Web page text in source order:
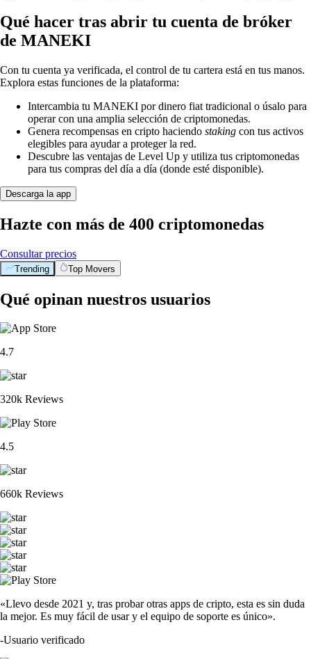
Qué hacer tras abrir tu cuenta de bróker
de MANEKI
Con tu cuenta ya verificada, el control de tu cartera está en tus manos.
Explora estas funciones de la plataforma:
Intercambia tu MANEKI por dinero fiat tradicional o úsalo para
operar con una amplia selección de criptomonedas.
Genera recompensas en cripto haciendo staking con tus activos
elegibles para ayudar a proteger la red.
Descubre las ventajas de Level Up y utiliza tus criptomonedas
para tus compras del día a día (donde esté disponible).
Descarga la app
Hazte con más de 400 criptomonedas
Consultar precios
Trending Top Movers
Qué opinan nuestros usuarios
4.7
320k Reviews
4.5
660k Reviews
«Llevo desde 2021 y, tras probar otras apps de cripto, esta es sin duda
la mejor. Es muy fácil de usar y el equipo de soporte es único».
-Usuario verificado